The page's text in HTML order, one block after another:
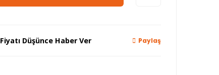
Fiyatı Düşünce Haber Ver Paylaş